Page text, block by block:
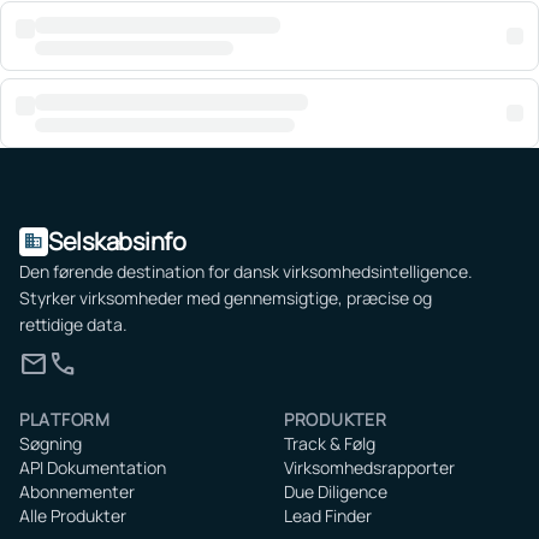
domain Selskabsinfo
Den førende destination for dansk virksomhedsintelligence.
Styrker virksomheder med gennemsigtige, præcise og
rettidige data.
mailcall
PLATFORM
Søgning
API Dokumentation
Abonnementer
Alle Produkter
PRODUKTER
Track & Følg
Virksomhedsrapporter
Due Diligence
Lead Finder